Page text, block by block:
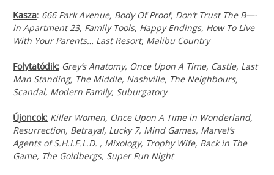
Kasza: 666 Park Avenue, Body Of Proof, Don’t Trust The B—-
in Apartment 23, Family Tools, Happy Endings, How To Live
With Your Parents… Last Resort, Malibu Country
Folytatódik: Grey’s Anatomy, Once Upon A Time, Castle, Last
Man Standing, The Middle, Nashville, The Neighbours,
Scandal, Modern Family, Suburgatory
Újoncok: Killer Women, Once Upon A Time in Wonderland,
Resurrection, Betrayal, Lucky 7, Mind Games, Marvel’s
Agents of S.H.I.E.L.D. , Mixology, Trophy Wife, Back in The
Game, The Goldbergs, Super Fun Night